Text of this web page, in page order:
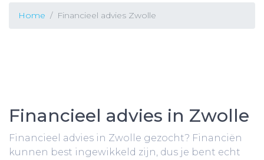
Home Financieel advies Zwolle
Financieel advies in Zwolle
Financieel advies in Zwolle gezocht? Financiën
kunnen best ingewikkeld zijn, dus je bent echt